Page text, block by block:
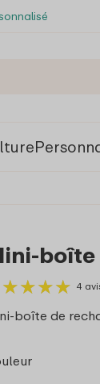
boîte
★★★★
★★★★ 4
boîte de